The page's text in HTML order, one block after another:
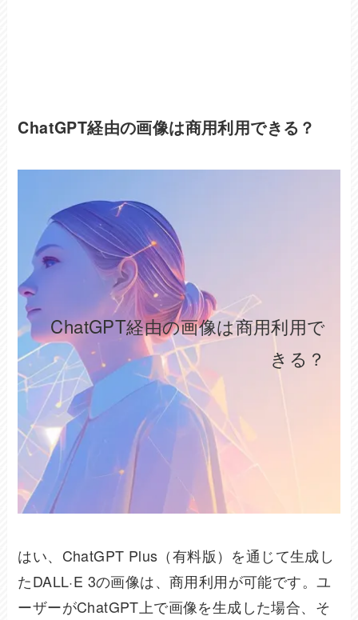
ChatGPT経由の画像は商用利用できる？
ChatGPT経由の画像は商用利用で
きる？
はい、ChatGPT Plus（有料版）を通じて生成し
たDALL·E 3の画像は、商用利用が可能です。ユ
ーザーがChatGPT上で画像を生成した場合、そ